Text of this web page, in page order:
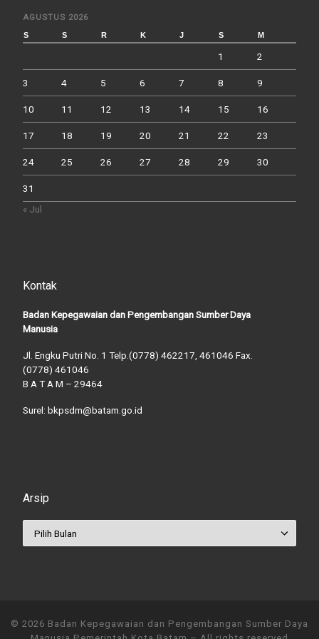
AGUSTUS 2026
S S R K J S M
1 2
3 4 5 6 7 8 9
10 11 12 13 14 15 16
17 18 19 20 21 22 23
24 25 26 27 28 29 30
31
« Jul
Kontak
Badan Kepegawaian dan Pengembangan Sumber Daya
Manusia
Jl. Engku Putri No. 1 Telp.(0778) 462217, 461046 Fax.
(0778) 461046
B A T A M – 29464
Surel: bkpsdm@batam.go.id
Arsip
© 2026 Badan Kepegawaian dan Pengembangan Sumber Daya